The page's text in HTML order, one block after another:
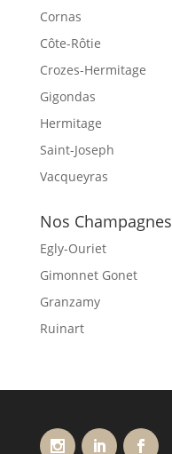
Cornas
Côte-Rôtie
Crozes-Hermitage
Gigondas
Hermitage
Saint-Joseph
Vacqueyras
Nos Champagnes
Egly-Ouriet
Gimonnet Gonet
Granzamy
Ruinart